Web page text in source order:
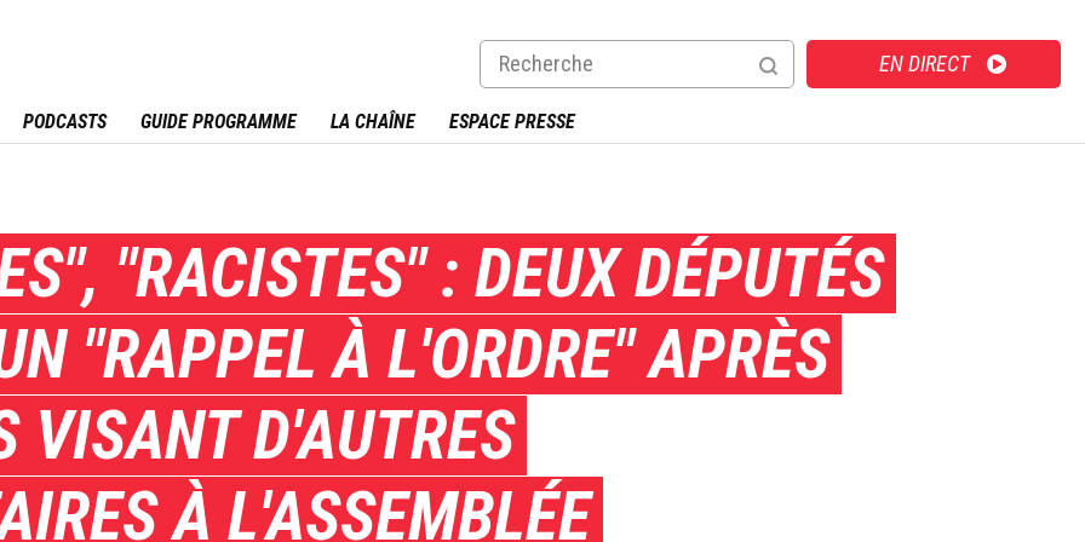
EN DIRECT
PODCASTS GUIDE PROGRAMME LA CHAÎNE ESPACE PRESSE
"RACISTES" : DEUX DÉPUTÉS
"RAPPEL À L'ORDRE" APRÈS
VISANT D'AUTRES
À L'ASSEMBLÉE